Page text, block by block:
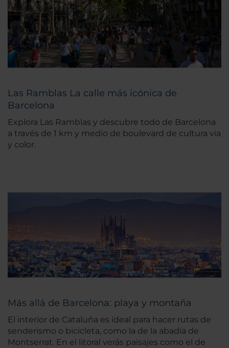
Las Ramblas La calle más icónica de
Barcelona
Explora Las Ramblas y descubre todo de Barcelona
a través de 1 km y medio de boulevard de cultura via
y color.
Más allá de Barcelona: playa y montaña
El interior de Cataluña es ideal para hacer rutas de
senderismo o bicicleta, como la de la abadía de
Montserrat. En el litoral verás paisajes como el de